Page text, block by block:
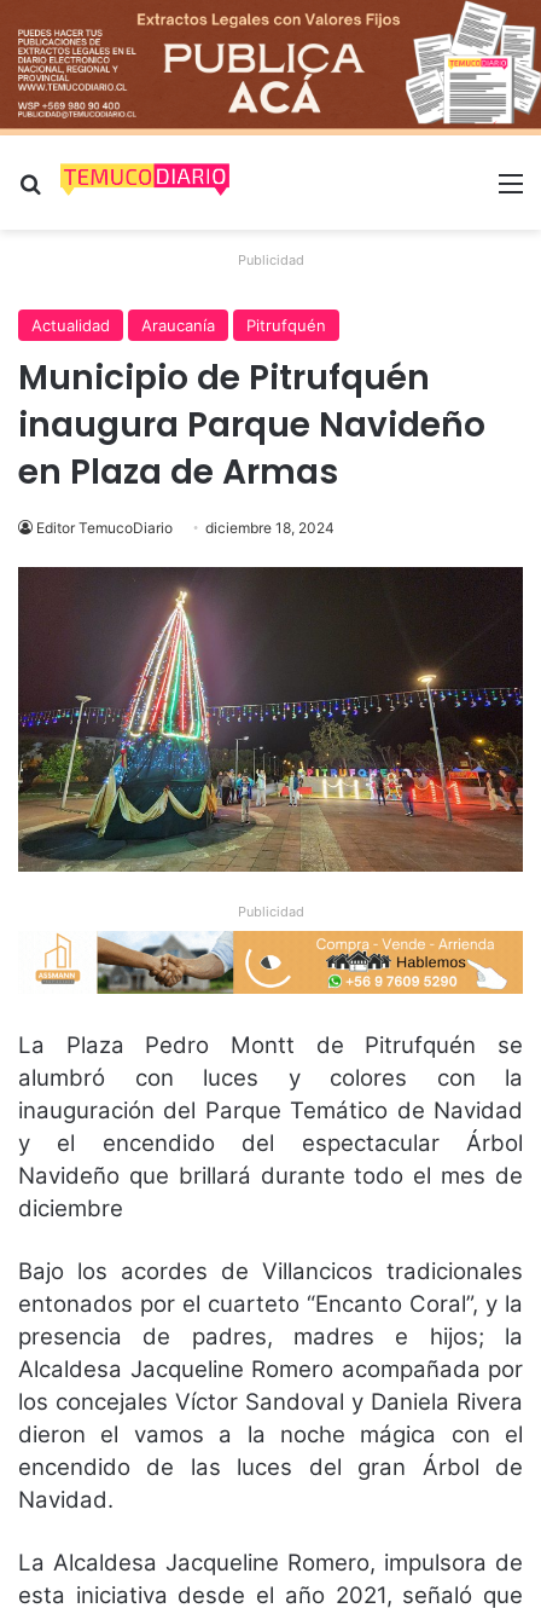
Buscar por
Publicidad
Actualidad Araucanía Pitrufquén
Municipio de Pitrufquén
inaugura Parque Navideño
en Plaza de Armas
Editor TemucoDiario diciembre 18, 2024
Publicidad
La Plaza Pedro Montt de Pitrufquén se
alumbró con luces y colores con la
inauguración del Parque Temático de Navidad
y el encendido del espectacular Árbol
Navideño que brillará durante todo el mes de
diciembre
Bajo los acordes de Villancicos tradicionales
entonados por el cuarteto “Encanto Coral”, y la
presencia de padres, madres e hijos; la
Alcaldesa Jacqueline Romero acompañada por
los concejales Víctor Sandoval y Daniela Rivera
dieron el vamos a la noche mágica con el
encendido de las luces del gran Árbol de
Navidad.
La Alcaldesa Jacqueline Romero, impulsora de
esta iniciativa desde el año 2021, señaló que